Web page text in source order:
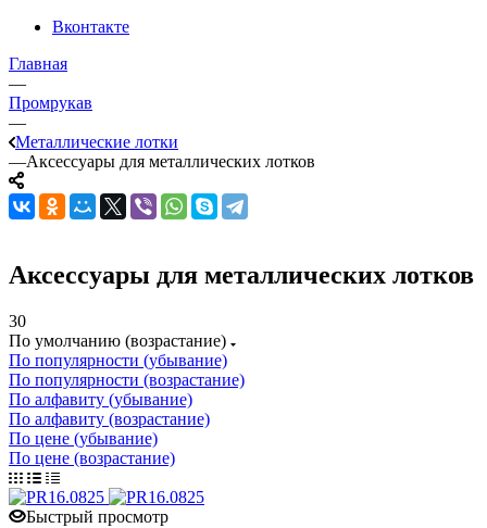
Вконтакте
Главная
—
Промрукав
—
Металлические лотки
—Аксессуары для металлических лотков
Аксессуары для металлических лотков
30
По умолчанию (возрастание)
По популярности (убывание)
По популярности (возрастание)
По алфавиту (убывание)
По алфавиту (возрастание)
По цене (убывание)
По цене (возрастание)
Быстрый просмотр